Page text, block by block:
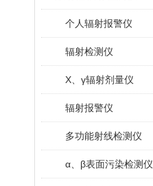
个人辐射报警仪
辐射检测仪
X、γ辐射剂量仪
辐射报警仪
多功能射线检测仪
α、β表面污染检测仪